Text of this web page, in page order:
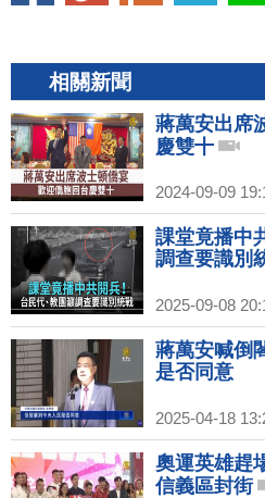
相關新聞
蔣萬安出席
慶雙十
2024-09-09
課堂竟播中
調查要識別
2025-09-08
蔣萬安喊倒
是否同意
2025-04-18
奧運英雄趕
信義區封街